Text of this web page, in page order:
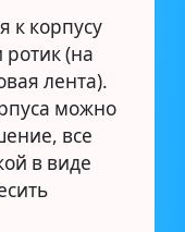
к корпусу
ротик (на
лента).
можно
все
в виде